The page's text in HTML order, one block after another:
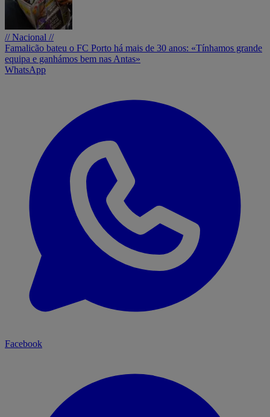
// Nacional //
Famalicão bateu o FC Porto há mais de 30 anos: «Tínhamos grande
equipa e ganhámos bem nas Antas»
WhatsApp
Facebook